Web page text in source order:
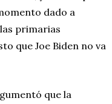
dado a
primarias
que Joe Biden no va
que la